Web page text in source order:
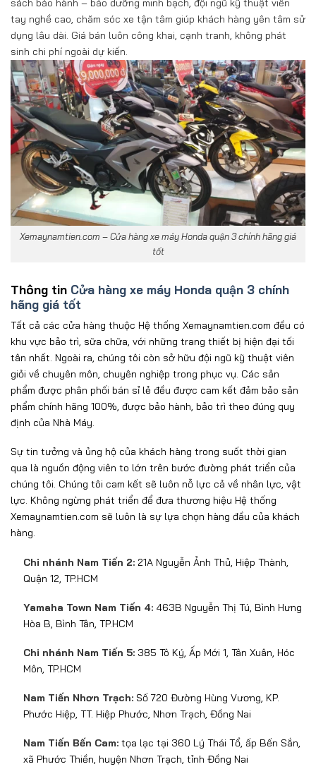
tay nghề cao, chăm sóc xe tận tâm giúp khách hàng yên tâm sử
dụng lâu dài. Giá bán luôn công khai, cạnh tranh, không phát
sinh chi phí ngoài dự kiến.
Xemaynamtien.com – Cửa hàng xe máy Honda quận 3 chính hãng giá
tốt
Thông tin Cửa hàng xe máy Honda quận 3 chính
hãng giá tốt
Tất cả các cửa hàng thuộc Hệ thống Xemaynamtien.com đều có
khu vực bảo trì, sữa chữa, với những trang thiết bị hiện đại tối
tân nhất. Ngoài ra, chúng tôi còn sở hữu đội ngũ kỹ thuật viên
giỏi về chuyên môn, chuyên nghiệp trong phục vụ. Các sản
phẩm được phân phối bán sỉ lẻ đều được cam kết đảm bảo sản
phẩm chính hãng 100%, được bảo hành, bảo trì theo đúng quy
định của Nhà Máy.
Sự tin tưởng và ủng hộ của khách hàng trong suốt thời gian
qua là nguồn động viên to lớn trên bước đường phát triển của
chúng tôi. Chúng tôi cam kết sẽ luôn nỗ lực cả về nhân lực, vật
lực. Không ngừng phát triển để đưa thương hiệu Hệ thống
Xemaynamtien.com sẽ luôn là sự lựa chọn hàng đầu của khách
hàng.
Chi nhánh Nam Tiến 2: 21A Nguyễn Ảnh Thủ, Hiệp Thành,
Quận 12, TP.HCM
Yamaha Town Nam Tiến 4: 463B Nguyễn Thị Tú, Bình Hưng
Hòa B, Bình Tân, TP.HCM
Chi nhánh Nam Tiến 5: 385 Tô Ký, Ấp Mới 1, Tân Xuân, Hóc
Môn, TP.HCM
Nam Tiến Nhơn Trạch: Số 720 Đường Hùng Vương, KP.
Phước Hiệp, TT. Hiệp Phước, Nhơn Trạch, Đồng Nai
Nam Tiến Bến Cam: tọa lạc tại 360 Lý Thái Tổ, ấp Bến Sắn,
xã Phước Thiền, huyện Nhơn Trạch, tỉnh Đồng Nai